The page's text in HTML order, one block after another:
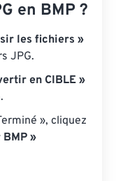
en BMP ?
les fichiers »
JPG.
en CIBLE »
», cliquez
»